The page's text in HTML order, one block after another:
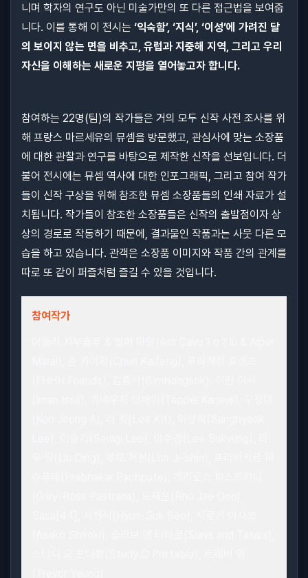
니며 학자의 연구도 아닌 미술가만의 또 다른 접근법을 보여줍
니다. 이를 통해 이 전시는 ‘익숙함’, ‘지식’, ‘이성’에 가려진 달
의 보이지 않는 면을 비추고, 유럽과 지중해 지역, 그리고 우리
자신을 이해하는 새로운 지평을 열어놓고자 합니다.
참여하는 22명(팀)의 작가들은 거의 모두 신작 사전 조사를 위
해 프랑스 마르세유의 뮤셈을 방문했고, 관심사에 맞는 소장품
에 대한 관찰과 연구를 바탕으로 제작한 신작을 선보입니다. 더
불어 전시에는 뮤셈 역사에 대한 인포그래픽, 그리고 참여 작가
들이 신작 구상을 위해 참조한 뮤셈 소장품들의 인쇄 자료가 설
치됩니다. 작가들이 참조한 소장품들은 신작의 출발점이자 상
상의 경로로 작동하기 때문에, 결과물인 작품과는 사뭇 다른 모
습을 하고 있습니다. 관객은 소장품 이미지와 작품 간의 관계를
따로 또 같이 퍼즐처럼 즐길 수 있을 것입니다.
참여작가